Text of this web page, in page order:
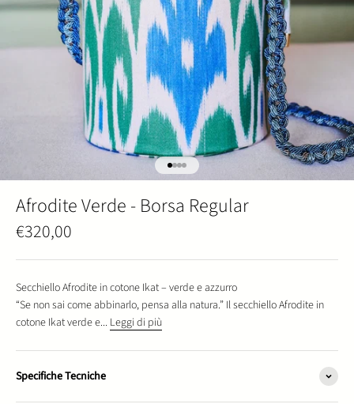
Vai all'articolo 1
Vai all'articolo 2
Vai all'articolo 3
Vai all'articolo 4
Afrodite Verde - Borsa Regular
Prezzo scontato
€320,00
Secchiello Afrodite in cotone Ikat – verde e azzurro
“Se non sai come abbinarlo, pensa alla natura.” Il secchiello Afrodite in
cotone Ikat verde e... Leggi di più
Specifiche Tecniche